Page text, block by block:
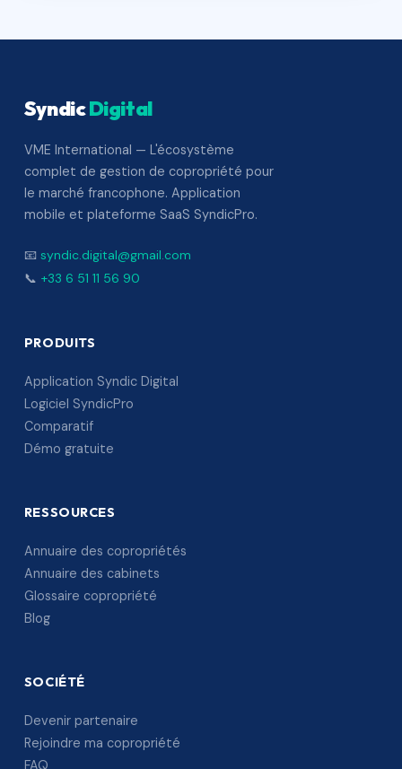
SyndicDigital
VME International — L'écosystème
complet de gestion de copropriété pour
le marché francophone. Application
mobile et plateforme SaaS SyndicPro.
📧 syndic.digital@gmail.com
📞 +33 6 51 11 56 90
PRODUITS
Application Syndic Digital
Logiciel SyndicPro
Comparatif
Démo gratuite
RESSOURCES
Annuaire des copropriétés
Annuaire des cabinets
Glossaire copropriété
Blog
SOCIÉTÉ
Devenir partenaire
Rejoindre ma copropriété
FAQ